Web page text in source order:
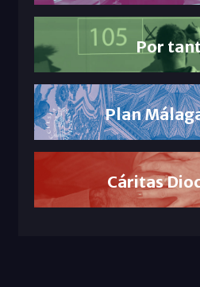
Por
Plan
Cáritas